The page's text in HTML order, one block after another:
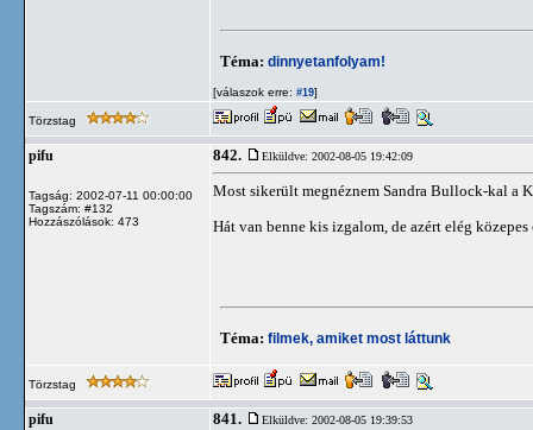
Téma: dinnyetanfolyam!
[válaszok erre: #19]
Törzstag
pifu
Tagság: 2002-07-11 00:00:00
Tagszám: #132
Hozzászólások: 473
842. Elküldve: 2002-08-05 19:42:09
Most sikerült megnéznem Sandra Bullock-kal a
Hát van benne kis izgalom, de azért elég
Téma: filmek, amiket most láttunk
Törzstag
pifu 841. Elküldve: 2002-08-05 19:39:53